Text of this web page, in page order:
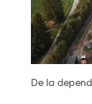
De la